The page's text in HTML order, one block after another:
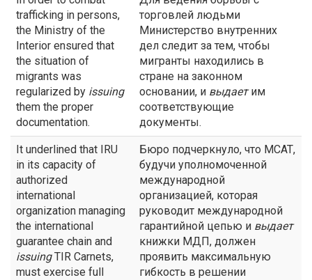
trafficking in persons,
the Ministry of the
Interior ensured that
the situation of
migrants was
regularized by issuing
them the proper
documentation.
торговлей людьми
Министерство внутренних
дел следит за тем, чтобы
мигранты находились в
стране на законном
основании, и выдаетим
соответствующие
документы.
It underlined that IRU
in its capacity of
authorized
international
organization managing
the international
guarantee chain and
issuingTIR Carnets,
must exercise full
Бюро подчеркнуло, что МСАТ,
будучи уполномоченной
международной
организацией, которая
руководит международной
гарантийной цепью и выдает
книжки МДП, должен
проявить максимальную
гибкость в решении